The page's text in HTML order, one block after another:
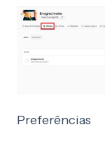
Preferências